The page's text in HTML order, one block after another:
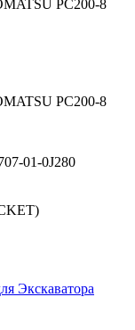
PC200-8
PC200-8
01-0J280